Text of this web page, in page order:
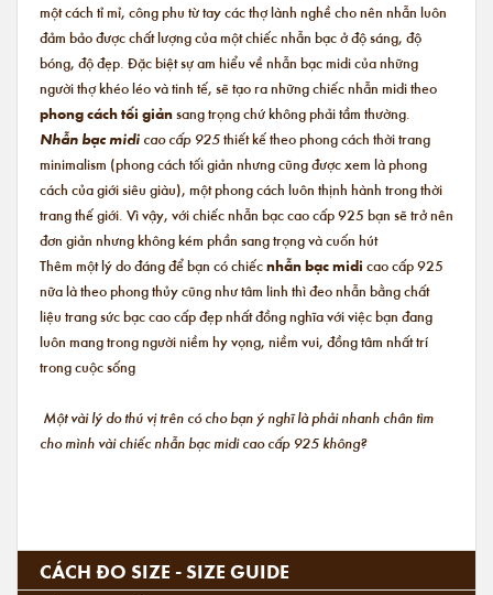
một cách tỉ mỉ, công phu từ tay các thợ lành nghề cho nên nhẫn luôn
đảm bảo được chất lượng của một chiếc nhẫn bạc ở độ sáng, độ
bóng, độ đẹp. Đặc biệt sự am hiểu về nhẫn bạc midi của những
người thợ khéo léo và tinh tế, sẽ tạo ra những chiếc nhẫn midi theo
phong cách tối giảnsang trọng chứ không phải tầm thường.
Nhẫn bạc midi cao cấp 925thiết kế theo phong cách thời trang
minimalism (phong cách tối giản nhưng cũng được xem là phong
cách của giới siêu giàu), một phong cách luôn thịnh hành trong thời
trang thế giới. Vì vậy, với chiếc nhẫn bạc cao cấp 925 bạn sẽ trở nên
đơn giản nhưng không kém phần sang trọng và cuốn hút
Thêm một lý do đáng để bạn có chiếcnhẫn bạc midi cao cấp 925
nữa là theo phong thủy cũng như tâm linh thì đeo nhẫn bằng chất
liệu trang sức bạc cao cấp đẹp nhất đồng nghĩa với việc bạn đang
luôn mang trong người niềm hy vọng, niềm vui, đồng tâm nhất trí
trong cuộc sống
Một vài lý do thú vị trên có cho bạn ý nghĩ là phải nhanh chân tìm
cho mình vài chiếc nhẫn bạc midi cao cấp 925 không?
CÁCH ĐO SIZE - SIZE GUIDE